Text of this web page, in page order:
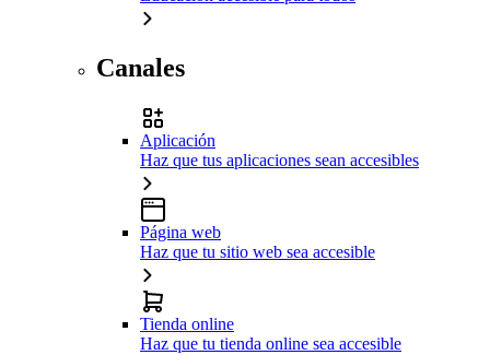
Canales
Aplicación
Haz que tus aplicaciones sean accesibles
Página web
Haz que tu sitio web sea accesible
Tienda online
Haz que tu tienda online sea accesible